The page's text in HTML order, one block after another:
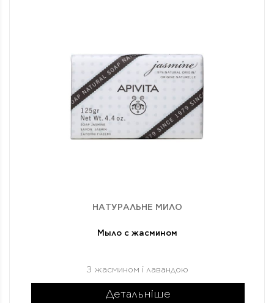
НАТУРАЛЬНЕ МИЛО
Мыло с жасмином
З жасмином і лавандою
Детальніше